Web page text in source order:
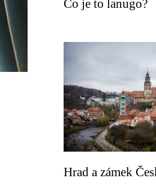
Co je to lanugo?
Hrad a zámek